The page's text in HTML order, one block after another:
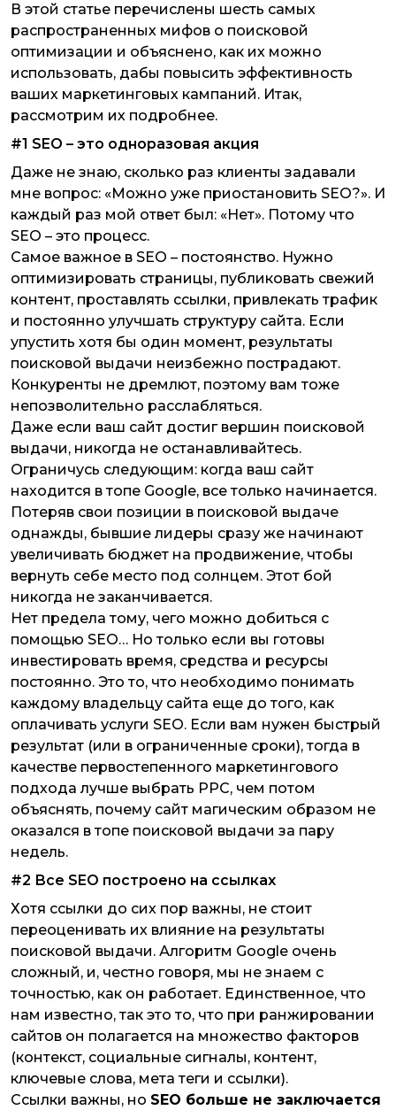
В этой статье перечислены шесть самых
распространенных мифов о поисковой
оптимизации и объяснено, как их можно
использовать, дабы повысить эффективность
ваших маркетинговых кампаний. Итак,
рассмотрим их подробнее.
#1 SEO – это одноразовая акция
Даже не знаю, сколько раз клиенты задавали
мне вопрос: «Можно уже приостановить SEO?». И
каждый раз мой ответ был: «Нет». Потому что
SEO – это процесс.
Самое важное в SEO – постоянство. Нужно
оптимизировать страницы, публиковать свежий
контент, проставлять ссылки, привлекать трафик
и постоянно улучшать структуру сайта. Если
упустить хотя бы один момент, результаты
поисковой выдачи неизбежно пострадают.
Конкуренты не дремлют, поэтому вам тоже
непозволительно расслабляться.
Даже если ваш сайт достиг вершин поисковой
выдачи, никогда не останавливайтесь.
Ограничусь следующим: когда ваш сайт
находится в топе Google, все только начинается.
Потеряв свои позиции в поисковой выдаче
однажды, бывшие лидеры сразу же начинают
увеличивать бюджет на продвижение, чтобы
вернуть себе место под солнцем. Этот бой
никогда не заканчивается.
Нет предела тому, чего можно добиться с
помощью SEO… Но только если вы готовы
инвестировать время, средства и ресурсы
постоянно. Это то, что необходимо понимать
каждому владельцу сайта еще до того, как
оплачивать услуги SEO. Если вам нужен быстрый
результат (или в ограниченные сроки), тогда в
качестве первостепенного маркетингового
подхода лучше выбрать PPC, чем потом
объяснять, почему сайт магическим образом не
оказался в топе поисковой выдачи за пару
недель.
#2 Все SEO построено на ссылках
Хотя ссылки до сих пор важны, не стоит
переоценивать их влияние на результаты
поисковой выдачи. Алгоритм Google очень
сложный, и, честно говоря, мы не знаем с
точностью, как он работает. Единственное, что
нам известно, так это то, что при ранжировании
сайтов он полагается на множество факторов
(контекст, социальные сигналы, контент,
ключевые слова, мета теги и ссылки).
Ссылки важны, но SEO больше не заключается